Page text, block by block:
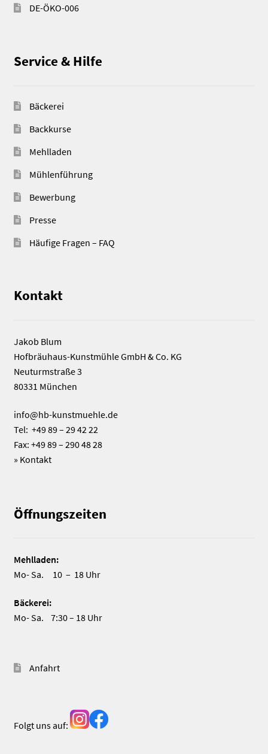
DE-ÖKO-006
Service & Hilfe
Bäckerei
Backkurse
Mehlladen
Mühlenführung
Bewerbung
Presse
Häufige Fragen – FAQ
Kontakt
Jakob Blum
Hofbräuhaus-Kunstmühle GmbH & Co. KG
Neuturmstraße 3
80331 München
info@hb-kunstmuehle.de
Tel: +49 89 – 29 42 22
Fax: +49 89 – 290 48 28
» Kontakt
Öffnungszeiten
Mehlladen:
Mo- Sa. 10 – 18 Uhr
Bäckerei:
Mo- Sa. 7:30 – 18 Uhr
Anfahrt
Folgt uns auf: